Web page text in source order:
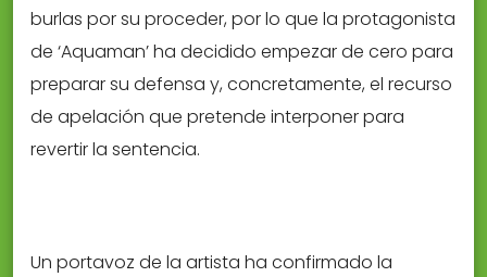
burlas por su proceder, por lo que la protagonista
de ‘Aquaman’ ha decidido empezar de cero para
preparar su defensa y, concretamente, el recurso
de apelación que pretende interponer para
revertir la sentencia.
Un portavoz de la artista ha confirmado la